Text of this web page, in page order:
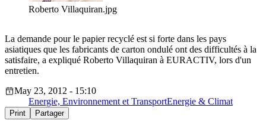
Roberto Villaquiran.jpg
La demande pour le papier recyclé est si forte dans les pays
asiatiques que les fabricants de carton ondulé ont des difficultés à la
satisfaire, a expliqué Roberto Villaquiran à EURACTIV, lors d'un
entretien.
May 23, 2012 - 15:10
Energie, Environnement et TransportEnergie & Climat
Print Partager